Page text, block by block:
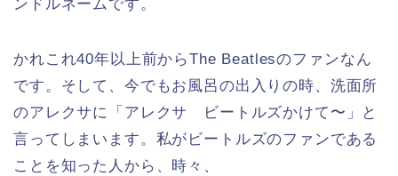
ンドルネームです。
かれこれ40年以上前からThe Beatlesのファンなん
です。そして、今でもお風呂の出入りの時、洗面所
のアレクサに「アレクサ ビートルズかけて〜」と
言ってしまいます。私がビートルズのファンである
ことを知った人から、時々、